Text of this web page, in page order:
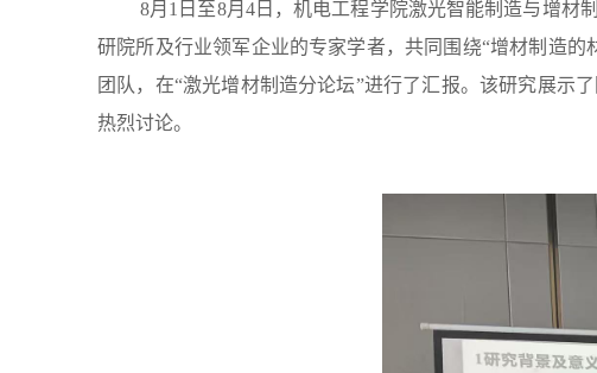
8月1日至8月4日，机电工程学院激光智能制造与增材
研院所及行业领军企业的专家学者，共同围绕“增材制造
团队，在“激光增材制造分论坛”进行了汇报。该研究展示
热烈讨论。